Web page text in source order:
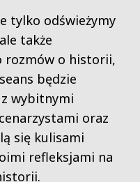
tylko odświeżymy
także
rozmów o historii,
będzie
wybitnymi
oraz
się kulisami
refleksjami na